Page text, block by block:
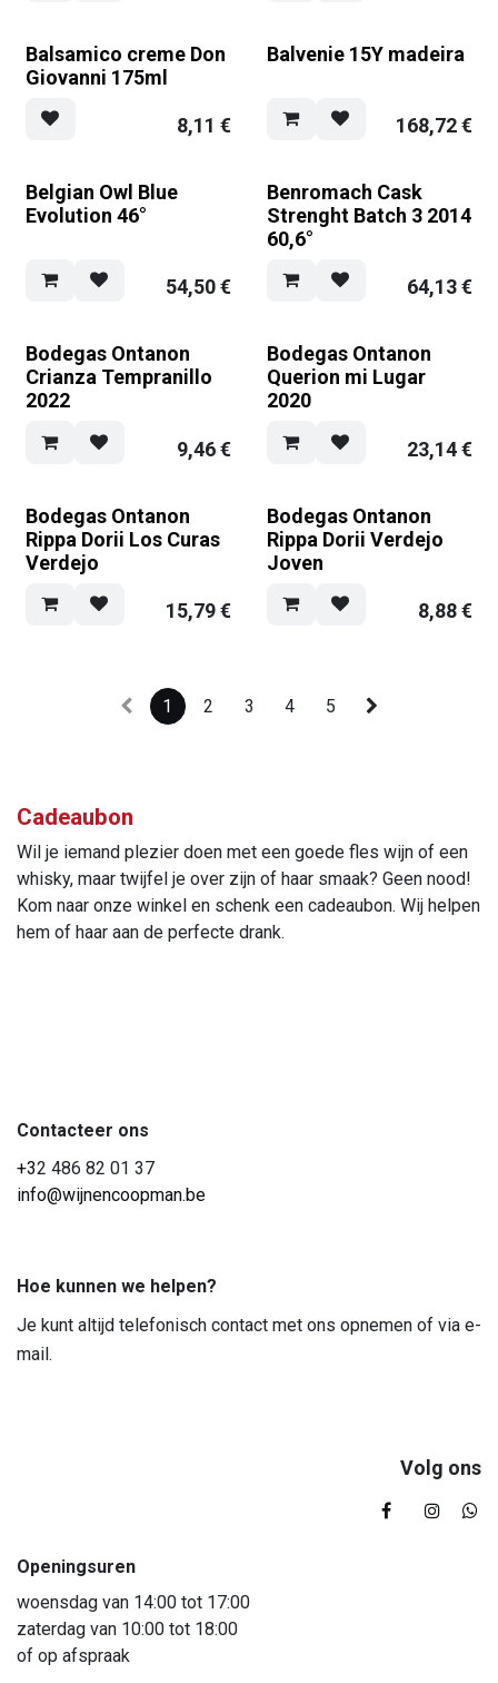
Balsamico creme Don
Giovanni 175ml
8,11 €
Balvenie 15Y madeira
168,72€
Belgian Owl Blue
Evolution 46°
54,50€
Benromach Cask
Strenght Batch 3 2014
60,6°
64,13€
Bodegas Ontanon
Crianza Tempranillo
2022
9,46€
Bodegas Ontanon
Querion mi Lugar
2020
23,14€
Bodegas Ontanon
Rippa Dorii Los Curas
Verdejo
15,79€
Bodegas Ontanon
Rippa Dorii Verdejo
Joven
8,88€
1 2 3 4 5
Cadeaubon
Wil je iemand plezier doen met een goede fles wijn of een
whisky, maar twijfel je over zijn of haar smaak? Geen nood!
Kom naar onze winkel en schenk een cadeaubon. Wij helpen
hem of haar aan de perfecte drank.
Contacteer ons
+32 486 82 01 37
info@wijnencoopman.be
Hoe kunnen we helpen?
Je kunt altijd telefonisch contact met ons opnemen of via e-
mail.
Volg ons
Openingsuren
woensdag van 14:00 tot 17:00
zaterdag van 10:00 tot 18:00
of op afspraak